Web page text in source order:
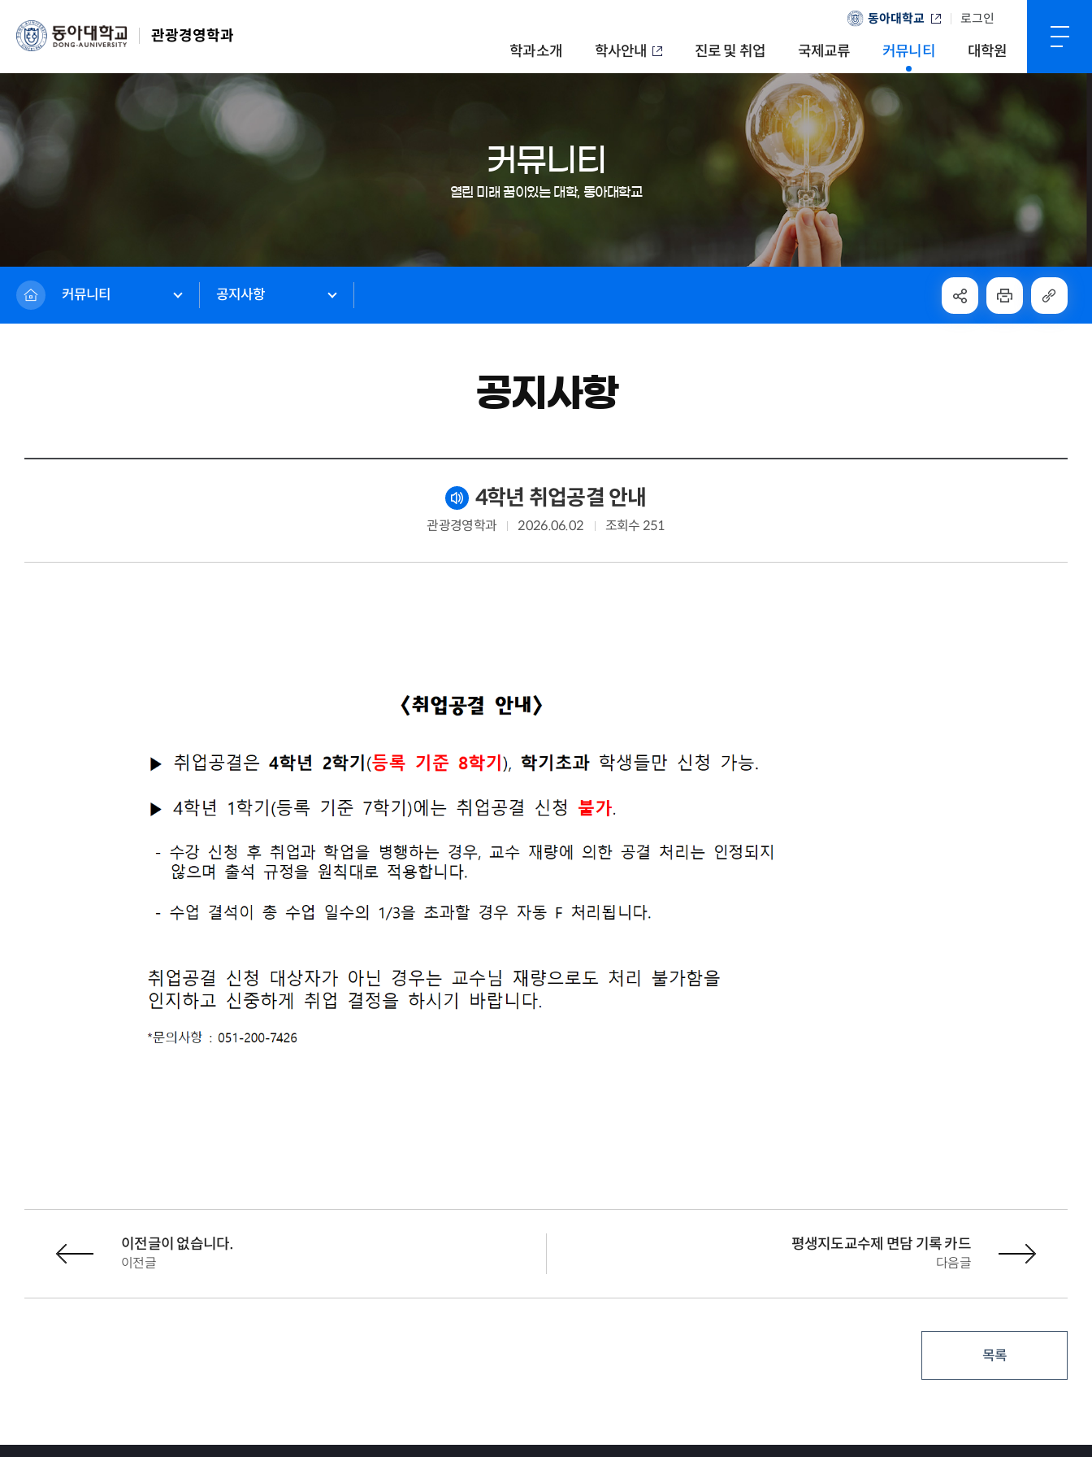
동아대학교 로그인
관광경영학과
학과소개
학사안내 진로 및 취업 국제교류 커뮤니티 대학원
커뮤니티
열린 미래 꿈이있는 대학, 동아대학교
커뮤니티 공지사항
공지사항
4학년 취업공결 안내
관광경영학과 2026.06.02 조회수 251
이전글
이전글이 없습니다.
다음글
평생지도교수제 면담 기록 카드
목록